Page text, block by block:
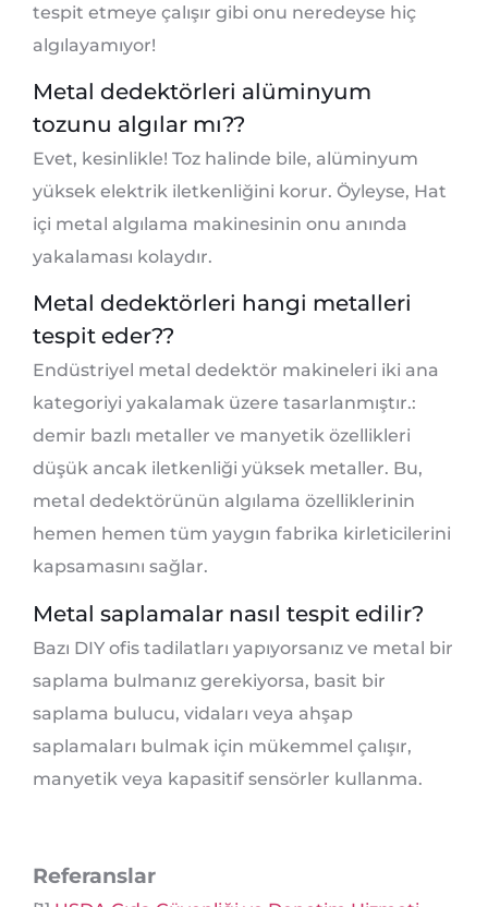
tespit etmeye çalışır gibi onu neredeyse hiç
algılayamıyor!
Metal dedektörleri alüminyum
tozunu algılar mı??
Evet, kesinlikle! Toz halinde bile, alüminyum
yüksek elektrik iletkenliğini korur. Öyleyse, Hat
içi metal algılama makinesinin onu anında
yakalaması kolaydır.
Metal dedektörleri hangi metalleri
tespit eder??
Endüstriyel metal dedektör makineleri iki ana
kategoriyi yakalamak üzere tasarlanmıştır.:
demir bazlı metaller ve manyetik özellikleri
düşük ancak iletkenliği yüksek metaller. Bu,
metal dedektörünün algılama özelliklerinin
hemen hemen tüm yaygın fabrika kirleticilerini
kapsamasını sağlar.
Metal saplamalar nasıl tespit edilir?
Bazı DIY ofis tadilatları yapıyorsanız ve metal bir
saplama bulmanız gerekiyorsa, basit bir
saplama bulucu, vidaları veya ahşap
saplamaları bulmak için mükemmel çalışır,
manyetik veya kapasitif sensörler kullanma.
Referanslar